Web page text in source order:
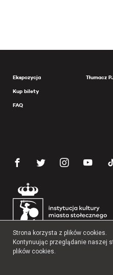
Ekspozycja
Kup bilety
FAQ
Tłumacz
Copyright 2026
Strona korzysta z plików cookies.
Kontynuując przeglądanie naszej
plików cookies.